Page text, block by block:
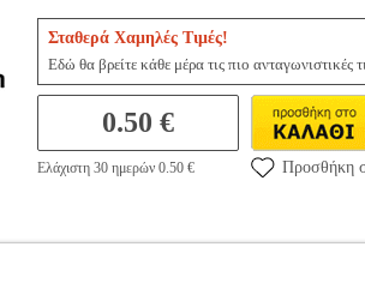
Σταθερά Χαμηλές Τιμές!
Εδώ θα βρείτε κάθε μέρα τις πιο ανταγωνιστικές
0.50 €
Ελάχιστη 30 ημερών 0.50 € Προσθήκη